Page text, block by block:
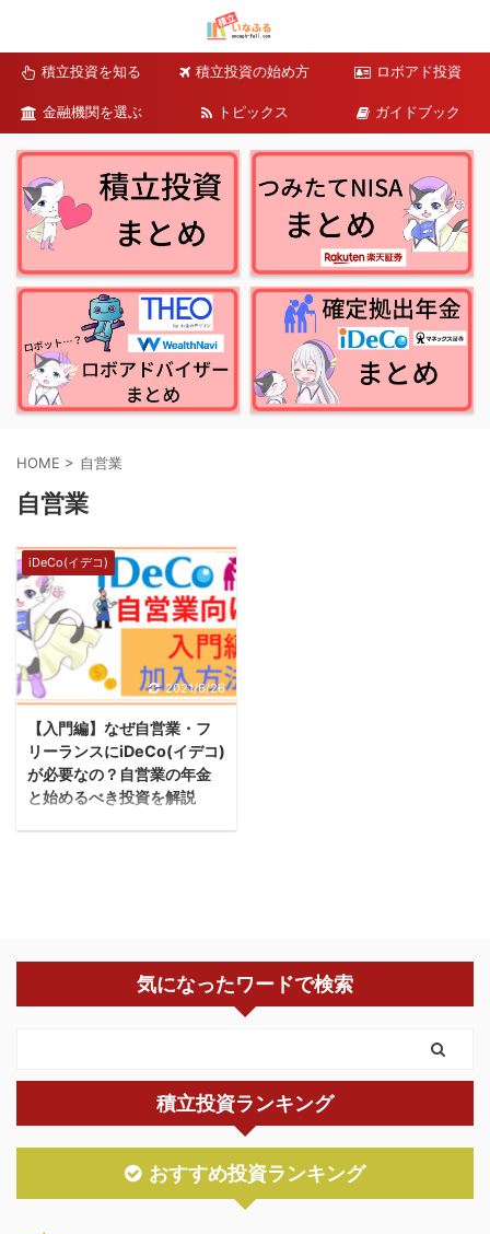
積立投資を知る 積立投資の始め方 ロボアド投資
金融機関を選ぶ トピックス ガイドブック
HOME > 自営業
自営業
iDeCo(イデコ)
2021/6/26
【入門編】なぜ自営業・フ
リーランスにiDeCo(イデコ)
が必要なの？自営業の年金
と始めるべき投資を解説
今回は自営業向けにイデ
入できるの？ そんな人に
向けて解説しますショウ
シ 私もイデコに毎月
ています。 税制優遇がお
得で節税にもなりますの
用していく予定です。 ▼
イデコの運用状況 自営
気になったワードで検索
積立投資ランキング
おすすめ投資ランキング